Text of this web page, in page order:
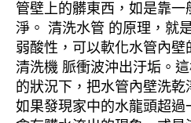
管壁上的髒東西，如是靠
淨。 清洗水管 的原理，就
弱酸性，可以軟化水管內
清洗機 脈衝波沖出汙垢。
的狀況下，把水管內壁洗乾
如果發現家中的水龍頭超過